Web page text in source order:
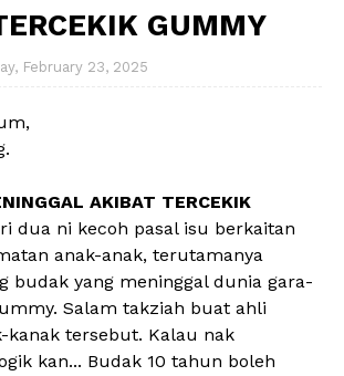
GUMMY
February 23, 2025
AKIBAT TERCEKIK
dua ni kecoh pasal isu berkaitan
anak-anak, terutamanya
budak yang meninggal dunia gara-
Salam takziah buat ahli
kanak tersebut. Kalau nak
kan... Budak 10 tahun boleh